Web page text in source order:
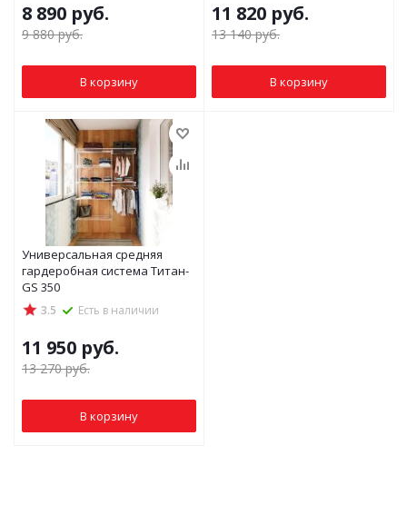
8 890 руб.
9 880руб.
В корзину
11 820 руб.
13 140руб.
В корзину
Универсальная средняя
гардеробная система Титан-
GS 350
3.5 Есть в наличии
11 950 руб.
13 270руб.
В корзину